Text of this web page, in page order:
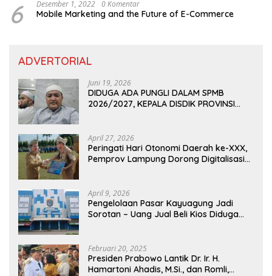
6 Desember 1, 2022 0 Komentar
Mobile Marketing and the Future of E-Commerce
ADVERTORIAL
Juni 19, 2026
DIDUGA ADA PUNGLI DALAM SPMB
2026/2027, KEPALA DISDIK PROVINSI
April 27, 2026
Peringati Hari Otonomi Daerah ke-XXX,
Pemprov Lampung Dorong Digitalisasi
April 9, 2026
Pengelolaan Pasar Kayuagung Jadi
Sorotan – Uang Jual Beli Kios Diduga
Februari 20, 2025
Presiden Prabowo Lantik Dr. Ir. H.
Hamartoni Ahadis, M.Si., dan Romli,